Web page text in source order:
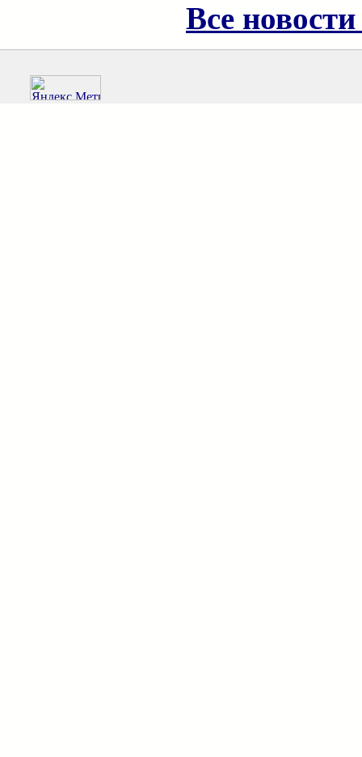
Все